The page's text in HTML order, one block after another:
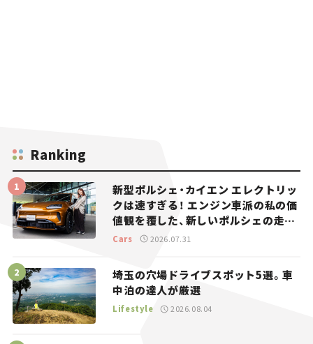
Ranking
新型ポルシェ・カイエン エレクトリッ
クは速すぎる！ エンジン車派の私の価
値観を覆した、新しいポルシェの走
り。
Cars 2026.07.31
埼玉の穴場ドライブスポット5選。車
中泊の達人が厳選
Lifestyle 2026.08.04